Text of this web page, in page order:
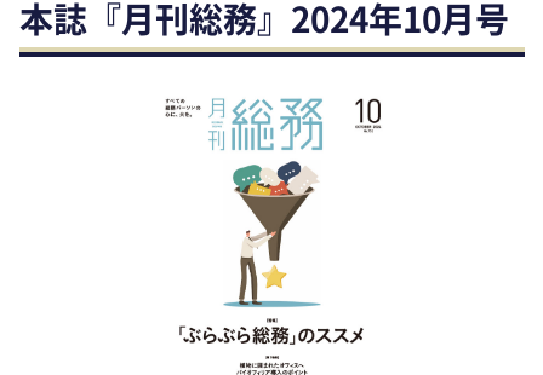
本誌『月刊総務』2024年10月号